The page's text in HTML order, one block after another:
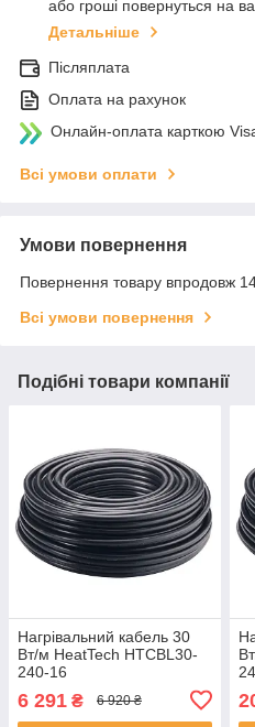
або гроші повернуться на
Детальніше
Післяплата
Оплата на рахунок
Онлайн-оплата карткою
Всі умови оплати
Умови повернення
Повернення товару впродовж
Всі умови повернення
Подібні товари компанії
Нагрівальний кабель 30
Вт/м HeatTech HTCBL30-
240-16
6 291 ₴ 6 920 ₴